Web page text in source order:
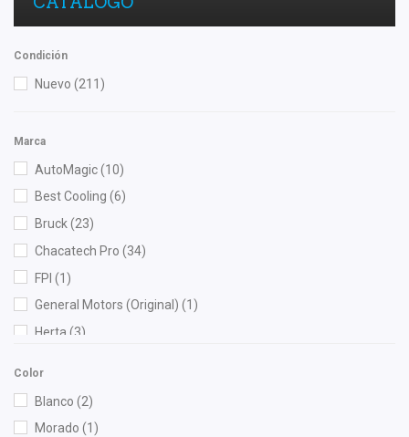
Condición
Nuevo (211)
Marca
AutoMagic(10)
Best Cooling (6)
Bruck(23)
Chacatech Pro (34)
FPI (1)
General Motors (Original) (1)
Herta (3)
Color
Blanco (2)
Morado (1)